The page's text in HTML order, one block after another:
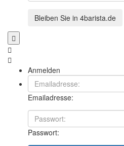
Bleiben Sie in 4barista.de
Anmelden
Emailadresse:
Passwort: